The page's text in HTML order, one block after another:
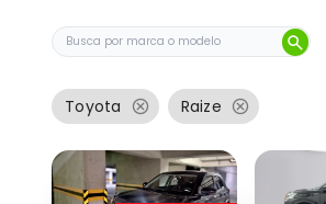
Buscar auto por marca o modelo
search
Toyota cancel Raize cancel